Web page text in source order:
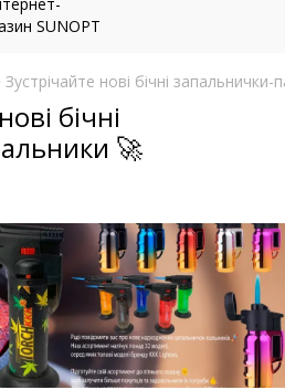
Зустрічайте нові бічні запальнички-
бічні
🚀